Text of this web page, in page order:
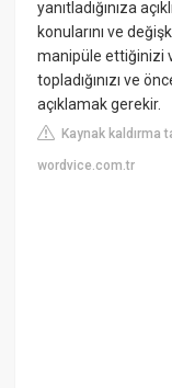
yanıtladığınıza
konularını ve
manipüle ettiğinizi
topladığınızı ve
açıklamak gerekir.
Kaynak kaldırma
wordvice.com.tr